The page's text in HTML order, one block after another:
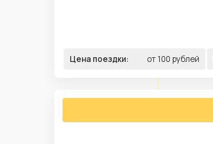
Цена поездки: от 100 рублей